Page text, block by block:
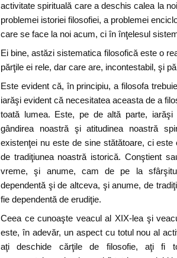
activitate spirituală care a deschis calea la
problemei istoriei filosofiei, a problemei
care se face la noi acum, ci în înţelesul
Ei bine, astăzi sistematica filosofică este o
părţile ei rele, dar care are, incontestabil, şi
Este evident că, în principiu, a filosofa
iarăşi evident că necesitatea aceasta de a
toată lumea. Este, pe de altă parte,
gândirea noastră şi atitudinea noastră
existenţei nu este de sine stătătoare, ci
de tradiţiunea noastră istorică. Conştient
vreme, şi anume, cam de pe la
dependentă şi de altceva, şi anume, de
fie dependentă de erudiţie.
Ceea ce cunoaşte veacul al XIX-lea şi
este, în adevăr, un aspect cu totul nou al
aţi deschide cărţile de filosofie, aţi fi